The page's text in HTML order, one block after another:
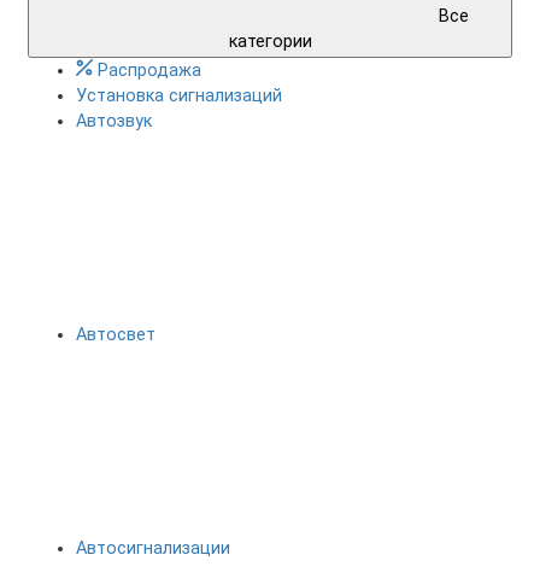
Все
категории
Распродажа
Установка сигнализаций
Автозвук
Автосвет
Автосигнализации